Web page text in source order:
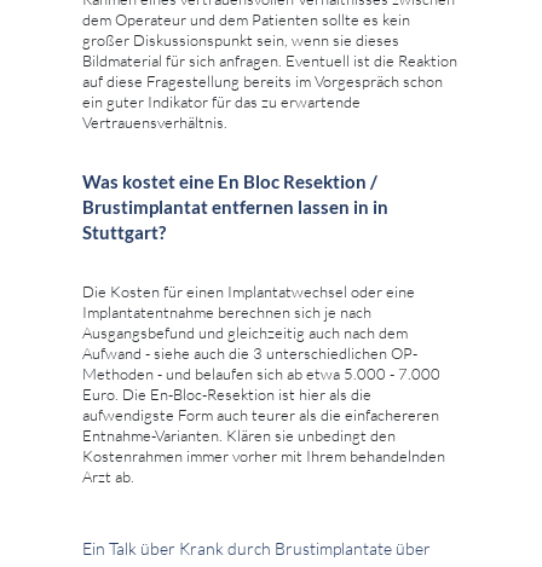
dem Operateur und dem Patienten sollte es kein
großer Diskussionspunkt sein, wenn sie dieses
Bildmaterial für sich anfragen. Eventuell ist die Reaktion
auf diese Fragestellung bereits im Vorgespräch schon
ein guter Indikator für das zu erwartende
Vertrauensverhältnis.
Was kostet eine En Bloc Resektion /
Brustimplantat entfernen lassen in in
Stuttgart?
Die Kosten für einen Implantatwechsel oder eine
Implantatentnahme berechnen sich je nach
Ausgangsbefund und gleichzeitig auch nach dem
Aufwand - siehe auch die 3 unterschiedlichen OP-
Methoden - und belaufen sich ab etwa 5.000 - 7.000
Euro. Die En-Bloc-Resektion ist hier als die
aufwendigste Form auch teurer als die einfachereren
Entnahme-Varianten. Klären sie unbedingt den
Kostenrahmen immer vorher mit Ihrem behandelnden
Arzt ab.
Ein Talk über Krank durch Brustimplantate über